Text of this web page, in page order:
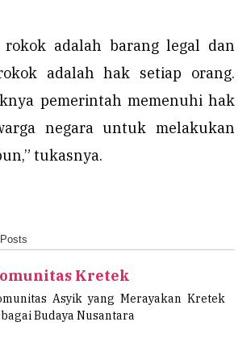
adalah barang legal dan
adalah hak setiap orang.
pemerintah memenuhi hak
negara untuk melakukan
tukasnya.
Kretek
Asyik yang Merayakan Kretek
Budaya Nusantara